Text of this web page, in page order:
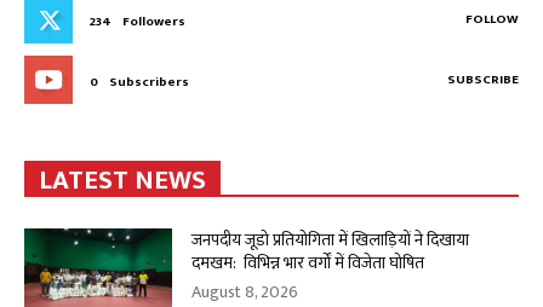
234 Followers FOLLOW
0 Subscribers SUBSCRIBE
LATEST NEWS
जनपदीय जूडो प्रतियोगिता में खिलाड़ियों ने दिखाया
दमखम: विभिन्न भार वर्गों में विजेता घोषित
August 8, 2026